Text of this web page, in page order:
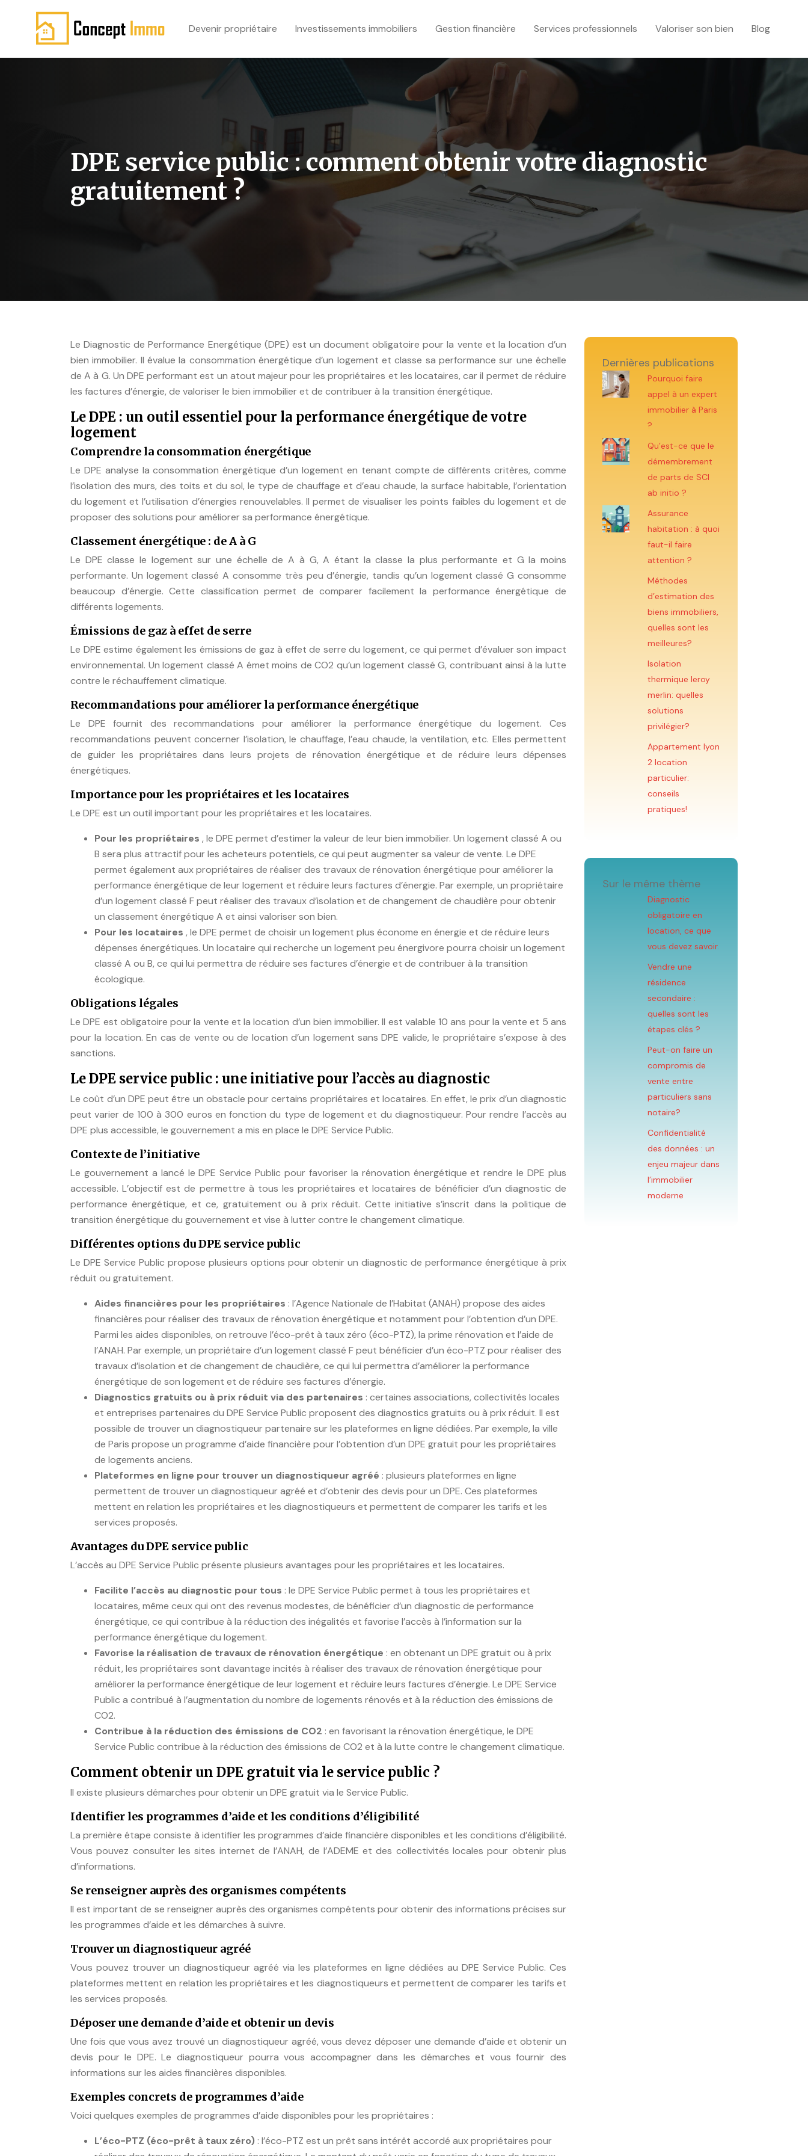
Devenir propriétaire Investissements immobiliers Gestion financière Services professionnels Valoriser son bien Blog
DPE service public : comment obtenir votre diagnostic
gratuitement ?
Le Diagnostic de Performance Energétique (DPE) est un document obligatoire pour la vente et la location d’un
bien immobilier. Il évalue la consommation énergétique d’un logement et classe sa performance sur une échelle
de A à G. Un DPE performant est un atout majeur pour les propriétaires et les locataires, car il permet de réduire
les factures d’énergie, de valoriser le bien immobilier et de contribuer à la transition énergétique.
Le DPE : un outil essentiel pour la performance énergétique de votre
logement
Comprendre la consommation énergétique
Le DPE analyse la consommation énergétique d’un logement en tenant compte de différents critères, comme
l’isolation des murs, des toits et du sol, le type de chauffage et d’eau chaude, la surface habitable, l’orientation
du logement et l’utilisation d’énergies renouvelables. Il permet de visualiser les points faibles du logement et de
proposer des solutions pour améliorer sa performance énergétique.
Classement énergétique : de A à G
Le DPE classe le logement sur une échelle de A à G, A étant la classe la plus performante et G la moins
performante. Un logement classé A consomme très peu d’énergie, tandis qu’un logement classé G consomme
beaucoup d’énergie. Cette classification permet de comparer facilement la performance énergétique de
différents logements.
Émissions de gaz à effet de serre
Le DPE estime également les émissions de gaz à effet de serre du logement, ce qui permet d’évaluer son impact
environnemental. Un logement classé A émet moins de CO2 qu’un logement classé G, contribuant ainsi à la lutte
contre le réchauffement climatique.
Recommandations pour améliorer la performance énergétique
Le DPE fournit des recommandations pour améliorer la performance énergétique du logement. Ces
recommandations peuvent concerner l’isolation, le chauffage, l’eau chaude, la ventilation, etc. Elles permettent
de guider les propriétaires dans leurs projets de rénovation énergétique et de réduire leurs dépenses
énergétiques.
Importance pour les propriétaires et les locataires
Le DPE est un outil important pour les propriétaires et les locataires.
Pour les propriétaires , le DPE permet d’estimer la valeur de leur bien immobilier. Un logement classé A ou
B sera plus attractif pour les acheteurs potentiels, ce qui peut augmenter sa valeur de vente. Le DPE
permet également aux propriétaires de réaliser des travaux de rénovation énergétique pour améliorer la
performance énergétique de leur logement et réduire leurs factures d’énergie. Par exemple, un propriétaire
d’un logement classé F peut réaliser des travaux d’isolation et de changement de chaudière pour obtenir
un classement énergétique A et ainsi valoriser son bien.
Pour les locataires , le DPE permet de choisir un logement plus économe en énergie et de réduire leurs
dépenses énergétiques. Un locataire qui recherche un logement peu énergivore pourra choisir un logement
classé A ou B, ce qui lui permettra de réduire ses factures d’énergie et de contribuer à la transition
écologique.
Obligations légales
Le DPE est obligatoire pour la vente et la location d’un bien immobilier. Il est valable 10 ans pour la vente et 5 ans
pour la location. En cas de vente ou de location d’un logement sans DPE valide, le propriétaire s’expose à des
sanctions.
Le DPE service public : une initiative pour l’accès au diagnostic
Le coût d’un DPE peut être un obstacle pour certains propriétaires et locataires. En effet, le prix d’un diagnostic
peut varier de 100 à 300 euros en fonction du type de logement et du diagnostiqueur. Pour rendre l’accès au
DPE plus accessible, le gouvernement a mis en place le DPE Service Public.
Contexte de l’initiative
Le gouvernement a lancé le DPE Service Public pour favoriser la rénovation énergétique et rendre le DPE plus
accessible. L’objectif est de permettre à tous les propriétaires et locataires de bénéficier d’un diagnostic de
performance énergétique, et ce, gratuitement ou à prix réduit. Cette initiative s’inscrit dans la politique de
transition énergétique du gouvernement et vise à lutter contre le changement climatique.
Différentes options du DPE service public
Le DPE Service Public propose plusieurs options pour obtenir un diagnostic de performance énergétique à prix
réduit ou gratuitement.
Aides financières pour les propriétaires : l’Agence Nationale de l’Habitat (ANAH) propose des aides
financières pour réaliser des travaux de rénovation énergétique et notamment pour l’obtention d’un DPE.
Parmi les aides disponibles, on retrouve l’éco-prêt à taux zéro (éco-PTZ), la prime rénovation et l’aide de
l’ANAH. Par exemple, un propriétaire d’un logement classé F peut bénéficier d’un éco-PTZ pour réaliser des
travaux d’isolation et de changement de chaudière, ce qui lui permettra d’améliorer la performance
énergétique de son logement et de réduire ses factures d’énergie.
Diagnostics gratuits ou à prix réduit via des partenaires : certaines associations, collectivités locales
et entreprises partenaires du DPE Service Public proposent des diagnostics gratuits ou à prix réduit. Il est
possible de trouver un diagnostiqueur partenaire sur les plateformes en ligne dédiées. Par exemple, la ville
de Paris propose un programme d’aide financière pour l’obtention d’un DPE gratuit pour les propriétaires
de logements anciens.
Plateformes en ligne pour trouver un diagnostiqueur agréé : plusieurs plateformes en ligne
permettent de trouver un diagnostiqueur agréé et d’obtenir des devis pour un DPE. Ces plateformes
mettent en relation les propriétaires et les diagnostiqueurs et permettent de comparer les tarifs et les
services proposés.
Avantages du DPE service public
L’accès au DPE Service Public présente plusieurs avantages pour les propriétaires et les locataires.
Facilite l’accès au diagnostic pour tous : le DPE Service Public permet à tous les propriétaires et
locataires, même ceux qui ont des revenus modestes, de bénéficier d’un diagnostic de performance
énergétique, ce qui contribue à la réduction des inégalités et favorise l’accès à l’information sur la
performance énergétique du logement.
Favorise la réalisation de travaux de rénovation énergétique : en obtenant un DPE gratuit ou à prix
réduit, les propriétaires sont davantage incités à réaliser des travaux de rénovation énergétique pour
améliorer la performance énergétique de leur logement et réduire leurs factures d’énergie. Le DPE Service
Public a contribué à l’augmentation du nombre de logements rénovés et à la réduction des émissions de
CO2.
Contribue à la réduction des émissions de CO2 : en favorisant la rénovation énergétique, le DPE
Service Public contribue à la réduction des émissions de CO2 et à la lutte contre le changement climatique.
Comment obtenir un DPE gratuit via le service public ?
Il existe plusieurs démarches pour obtenir un DPE gratuit via le Service Public.
Identifier les programmes d’aide et les conditions d’éligibilité
La première étape consiste à identifier les programmes d’aide financière disponibles et les conditions d’éligibilité.
Vous pouvez consulter les sites internet de l’ANAH, de l’ADEME et des collectivités locales pour obtenir plus
d’informations.
Se renseigner auprès des organismes compétents
Il est important de se renseigner auprès des organismes compétents pour obtenir des informations précises sur
les programmes d’aide et les démarches à suivre.
Trouver un diagnostiqueur agréé
Vous pouvez trouver un diagnostiqueur agréé via les plateformes en ligne dédiées au DPE Service Public. Ces
plateformes mettent en relation les propriétaires et les diagnostiqueurs et permettent de comparer les tarifs et
les services proposés.
Déposer une demande d’aide et obtenir un devis
Une fois que vous avez trouvé un diagnostiqueur agréé, vous devez déposer une demande d’aide et obtenir un
devis pour le DPE. Le diagnostiqueur pourra vous accompagner dans les démarches et vous fournir des
informations sur les aides financières disponibles.
Exemples concrets de programmes d’aide
Voici quelques exemples de programmes d’aide disponibles pour les propriétaires :
L’éco-PTZ (éco-prêt à taux zéro) : l’éco-PTZ est un prêt sans intérêt accordé aux propriétaires pour
Dernières publications
Pourquoi faire
appel à un expert
immobilier à Paris
?
Qu’est-ce que le
démembrement
de parts de SCI
ab initio ?
Assurance
habitation : à quoi
faut-il faire
attention ?
Méthodes
d’estimation des
biens immobiliers,
quelles sont les
meilleures?
Isolation
thermique leroy
merlin: quelles
solutions
privilégier?
Appartement lyon
2 location
particulier:
conseils
pratiques!
Sur le même thème
Diagnostic
obligatoire en
location, ce que
vous devez savoir.
Vendre une
résidence
secondaire :
quelles sont les
étapes clés ?
Peut-on faire un
compromis de
vente entre
particuliers sans
notaire?
Confidentialité
des données : un
enjeu majeur dans
l’immobilier
moderne